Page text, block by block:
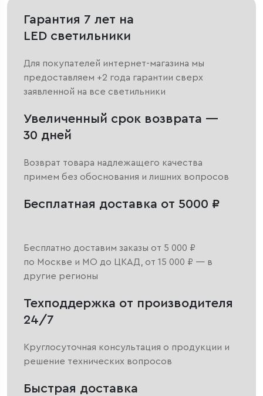
Гарантия 7 лет на
LED светильники
Для покупателей интернет-магазина мы
предоставляем +2 года гарантии сверх
заявленной на все светильники
Увеличенный срок возврата —
30 дней
Возврат товара надлежащего качества
примем без обоснования и лишних вопросов
Бесплатная доставка от 5000 ₽
Бесплатно доставим заказы от 5 000 ₽
по Москве и МО до ЦКАД, от 15 000 ₽ — в
другие регионы
Техподдержка от производителя
24/7
Круглосуточная консультация о продукции и
решение технических вопросов
Быстрая доставка